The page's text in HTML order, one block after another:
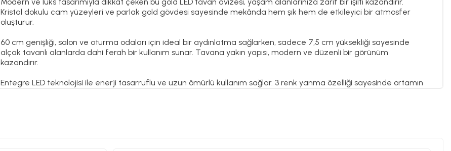
Kristal dokulu cam yüzeyleri ve parlak gold gövdesi sayesinde mekânda hem şık hem de etkileyici bir atmosfer
oluşturur.
60 cm genişliği, salon ve oturma odaları için ideal bir aydınlatma sağlarken, sadece 7,5 cm yüksekliği sayesinde
alçak tavanlı alanlarda dahi ferah bir kullanım sunar. Tavana yakın yapısı, modern ve düzenli bir görünüm
kazandırır.
Entegre LED teknolojisi ile enerji tasarruflu ve uzun ömürlü kullanım sağlar. 3 renk yanma özelliği sayesinde ortamın